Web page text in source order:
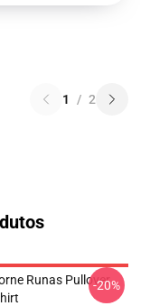
1 / 2
Runas Pullover
-20%